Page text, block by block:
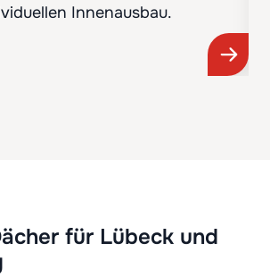
Innenausbau.
für Lübeck und